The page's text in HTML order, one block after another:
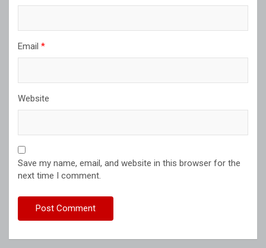
Email *
Website
Save my name, email, and website in this browser for the
next time I comment.